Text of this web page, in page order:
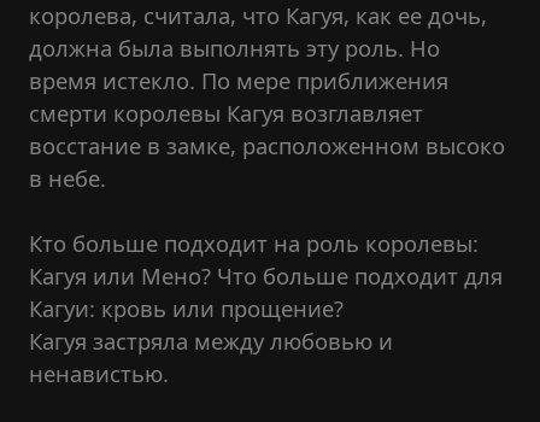
королева, считала, что Кагуя, как ее дочь,
должна была выполнять эту роль. Но
время истекло. По мере приближения
смерти королевы Кагуя возглавляет
восстание в замке, расположенном высоко
в небе.
Кто больше подходит на роль королевы:
Кагуя или Мено? Что больше подходит для
Кагуи: кровь или прощение?
Кагуя застряла между любовью и
ненавистью.